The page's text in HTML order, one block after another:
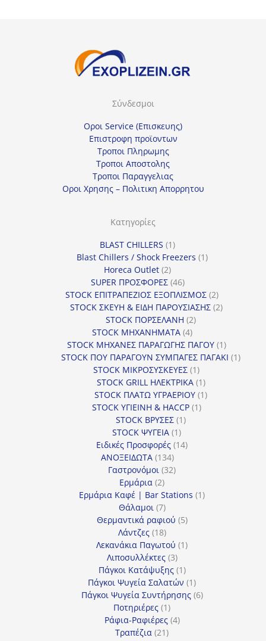
Σύνδεσμοι
Οροι Service (Επισκευης)
Επιστροφη προϊοντων
Τροποι Πληρωμης
Τροποι Αποστολης
Τροποι Παραγγελιας
Οροι Χρησης – Πολιτικη Απορρητου
Κατηγορίες
BLAST CHILLERS 11
προϊόν
Blast Chillers / Shock Freezers 11
Horeca Outlet 22
προϊόντα
SUPER ΠΡΟΣΦΟΡΕΣ 4646
προϊόντα
STOCK ΕΠΙΤΡΑΠΕΖΙΟΣ ΕΞΟΠΛΙΣΜΟΣ 22
προϊόντα
STOCK ΣΚΕΥΗ & ΕΙΔΗ ΠΑΡΟΥΣΙΑΣΗΣ 22
STOCK ΠΟΡΣΕΛΑΝΗ 22
STOCK ΜΗΧΑΝΗΜΑΤΑ 44
προϊόντα
STOCK ΜΗΧΑΝΕΣ ΠΑΡΑΓΩΓΗΣ ΠΑΓΟΥ 11
προϊόν
STOCK ΠΟΥ ΠΑΡΑΓΟΥΝ ΣΥΜΠΑΓΕΣ ΠΑΓΑΚΙ 11
STOCK ΜΙΚΡΟΣΥΣΚΕΥΕΣ 11
προϊόν
STOCK GRILL ΗΛΕΚΤΡΙΚΑ 11
προϊόν
STOCK ΠΛΑΤΩ ΥΓΡΑΕΡΙΟΥ 11
STOCK ΥΓΙΕΙΝΗ & HACCP 11
STOCK ΒΡΥΣΕΣ 11
STOCK ΨΥΓΕΙΑ 11
προϊόν
Ειδικές Προσφορές 1414
ΑΝΟΞΕΙΔΩΤΑ 134134
προϊόντα
Γαστρονόμοι 3232
Ερμάρια 22
προϊόντα
Ερμάρια Καφέ | Bar Stations 11
Θάλαμοι 77
προϊόντα
Θερμαντικά ραφιού 55
Λάντζες 1818
προϊόντα
Λεκανάκια Παγωτού 11
Λιποσυλλέκτες 33
προϊόντα
Πάγκοι Κατάψυξης 11
προϊόν
Πάγκοι Ψυγεία Σαλατών 11
προϊόν
Πάγκοι Ψυγεία Συντήρησης 66
Ποτηριέρες 11
προϊόν
Ράφια-Ραφιέρες 44
Τραπέζια 2121